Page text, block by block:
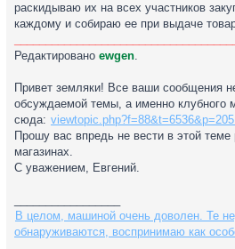
раскидываю их на всех участников
каждому и собираю ее при выдаче
Редактировано ewgen.
Привет земляки! Все ваши сообщения
обсуждаемой темы, а именно клубного
сюда:
Прошу вас впредь не вести в этой теме
магазинах.
С уважением, Евгений.
В целом, машиной очень доволен. Те
обнаруживаются, воспринимаю как